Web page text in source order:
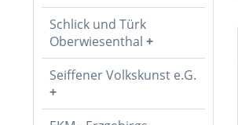
Schlick und Türk
Oberwiesenthal
Seiffener Volkskunst e.G.